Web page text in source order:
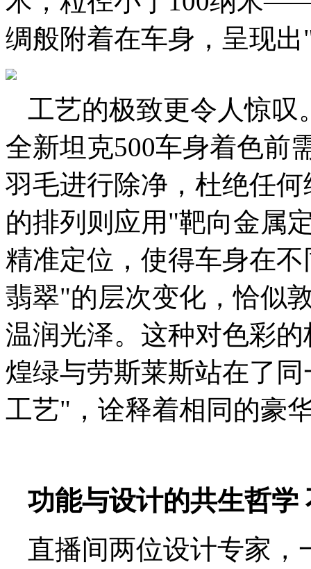
绸般附着在车身，呈现
工艺的极致更令人惊叹
全新坦克500车身着色前
羽毛进行除净，杜绝任
的排列则应用"靶向金属
精准定位，使得车身在
翡翠"的层次变化，恰似
温润光泽。这种对色彩
煌绿与劳斯莱斯站在了
工艺"，诠释着相同的豪
功能与设计的共生哲
直播间两位设计专家